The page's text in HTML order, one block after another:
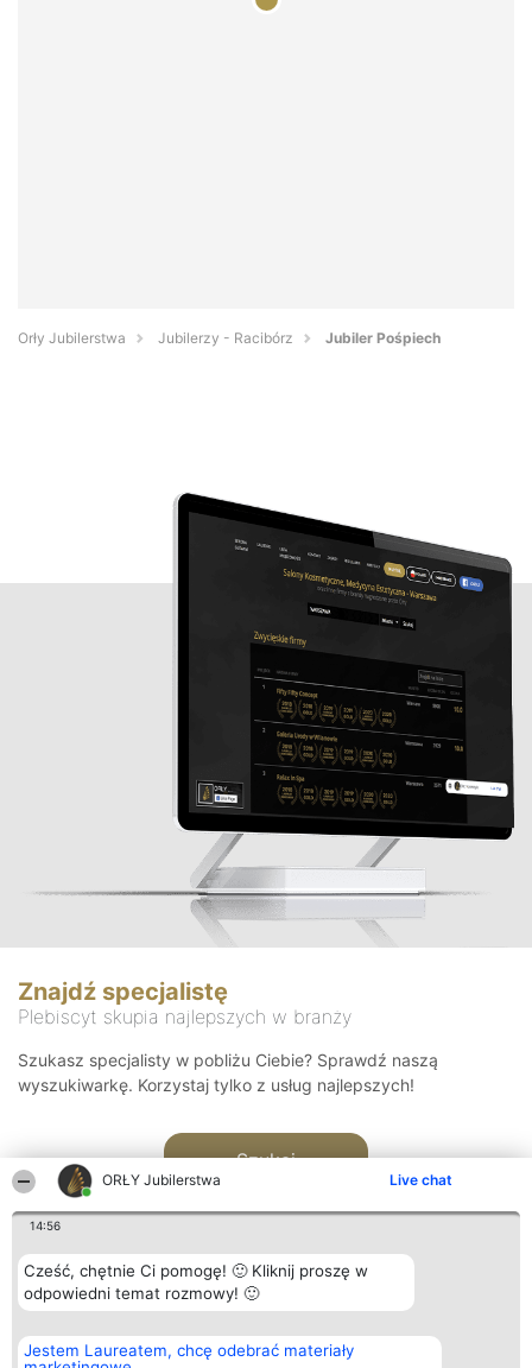
ORŁY Jubilerstwa Live chat
14:56
Cześć, chętnie Ci pomogę! 🙂 Kliknij proszę w
odpowiedni temat rozmowy! 🙂
Jestem Laureatem, chcę odebrać materiały
Orły Jubilerstwa Jubilerzy - Racibórz Jubiler Pośpiech
Znajdź specjalistę
Plebiscyt skupia najlepszych w branży
Szukasz specjalisty w pobliżu Ciebie? Sprawdź naszą
wyszukiwarkę. Korzystaj tylko z usług najlepszych!
Szukaj
Organizator plebiscytu
Bright Side Solutions sp. z o.
Plebiscyt
Laureaci
Kontakt
Kontakt